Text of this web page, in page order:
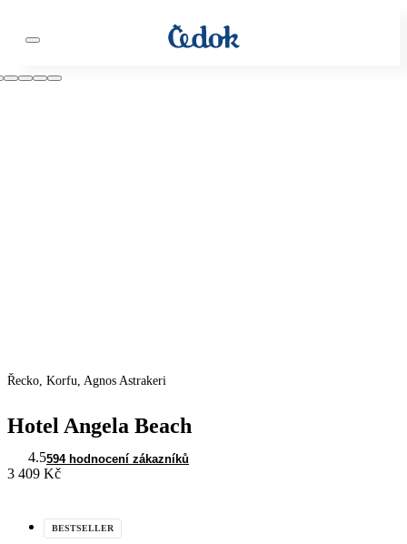
Řecko, Korfu, Agnos Astrakeri
Hotel Angela Beach
4.5594 hodnocení zákazníků
3 409 Kč
BESTSELLER